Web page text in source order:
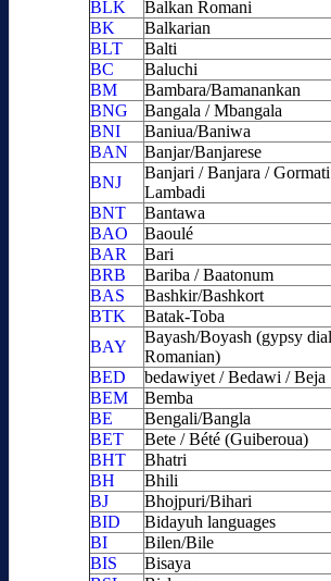
BLK
Balkan Romani
BK
Balkarian
BLT
Balti
BC
Baluchi
BM
Bambara/Bamanankan
BNG
Bangala / Mbangala
BNI
Baniua/Baniwa
BAN
Banjar/Banjarese
BNJ
Banjari / Banjara /
Lambadi
BNT
Bantawa
BAO
Baoulé
BAR
Bari
BRB
Bariba / Baatonum
BAS
Bashkir/Bashkort
BTK
Batak-Toba
BAY
Bayash/Boyash (gypsy
Romanian)
BED
bedawiyet / Bedawi / Beja
BEM
Bemba
BE
Bengali/Bangla
BET
Bete / Bété (Guiberoua)
BHT
Bhatri
BH
Bhili
BJ
Bhojpuri/Bihari
BID
Bidayuh languages
BI
Bilen/Bile
BIS
Bisaya